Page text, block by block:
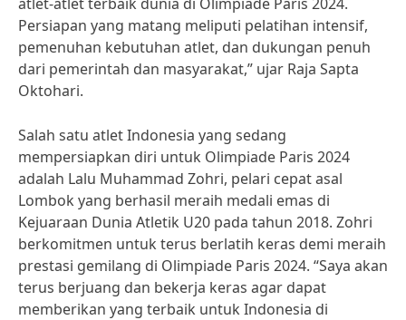
Persiapan yang matang meliputi pelatihan intensif,
pemenuhan kebutuhan atlet, dan dukungan penuh
dari pemerintah dan masyarakat,” ujar Raja Sapta
Oktohari.
Salah satu atlet Indonesia yang sedang
mempersiapkan diri untuk Olimpiade Paris 2024
adalah Lalu Muhammad Zohri, pelari cepat asal
Lombok yang berhasil meraih medali emas di
Kejuaraan Dunia Atletik U20 pada tahun 2018. Zohri
berkomitmen untuk terus berlatih keras demi meraih
prestasi gemilang di Olimpiade Paris 2024. “Saya akan
terus berjuang dan bekerja keras agar dapat
memberikan yang terbaik untuk Indonesia di